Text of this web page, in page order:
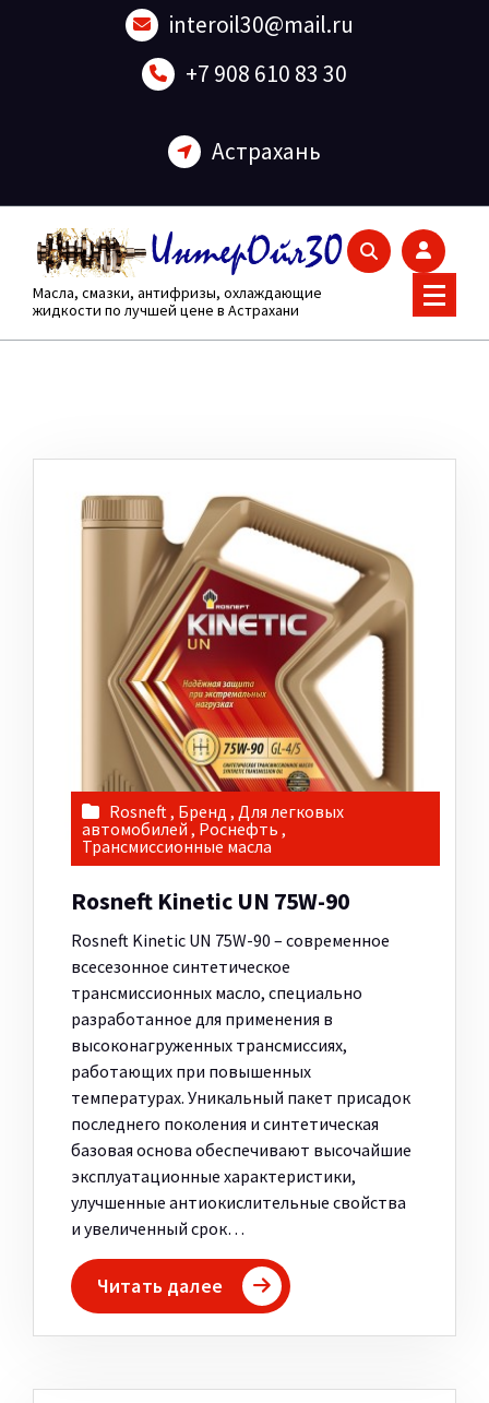
interoil30@mail.ru
+7 908 610 83 30
Астрахань
Масла, смазки, антифризы, охлаждающие
жидкости по лучшей цене в Астрахани
Rosneft, Бренд , Для легковых
автомобилей , Роснефть ,
Трансмиссионные масла
Rosneft Kinetic UN 75W-90
Rosneft Kinetic UN 75W-90 – современное
всесезонное синтетическое
трансмиссионных масло, специально
разработанное для применения в
высоконагруженных трансмиссиях,
работающих при повышенных
температурах. Уникальный пакет присадок
последнего поколения и синтетическая
базовая основа обеспечивают высочайшие
эксплуатационные характеристики,
улучшенные антиокислительные свойства
и увеличенный срок…
Читать далее